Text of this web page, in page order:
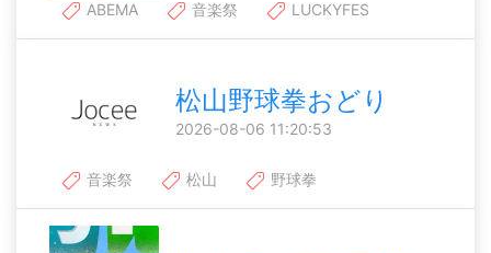
ABEMA 音楽祭 LUCKYFES
松山野球拳おどり
2026-08-06 11:20:53
音楽祭 松山 野球拳